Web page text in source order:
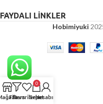
FAYDALI LİNKLER
Hobimiyuki
Filters
Favorilerim
0
Sepet
Hesabım